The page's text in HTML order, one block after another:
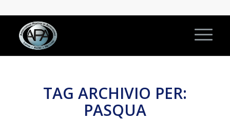
TAG ARCHIVIO PER:
PASQUA